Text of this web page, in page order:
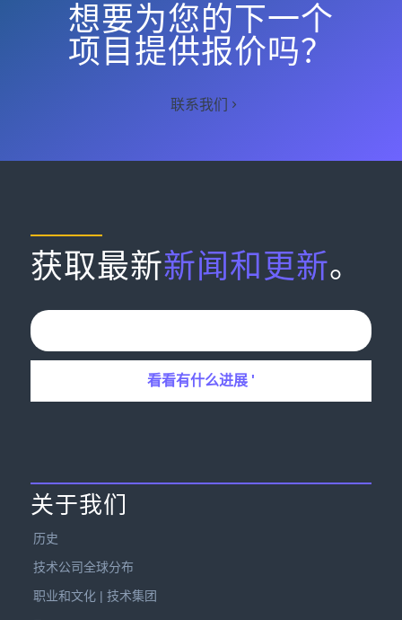
想要为您的下一个
项目提供报价吗？
联系我们
获取最新新闻和更新。
关于我们
历史
技术公司全球分布
职业和文化 | 技术集团